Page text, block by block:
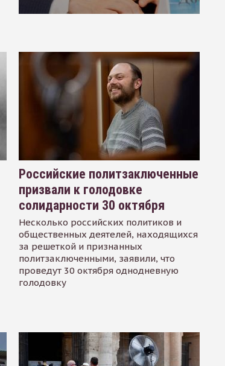
Российские политзаключенные
призвали к голодовке
солидарности 30 октября
Несколько российских политиков и
общественных деятелей, находящихся
за решеткой и признанных
политзаключенными, заявили, что
проведут 30 октября однодневную
голодовку